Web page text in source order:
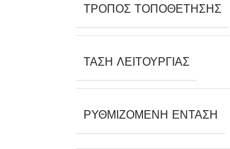
ΤΡΌΠΟΣ ΤΟΠΟΘΈΤΗΣΗΣ
ΤΆΣΗ ΛΕΙΤΟΥΡΓΊΑΣ
ΡΥΘΜΙΖΌΜΕΝΗ ΈΝΤΑΣΗ